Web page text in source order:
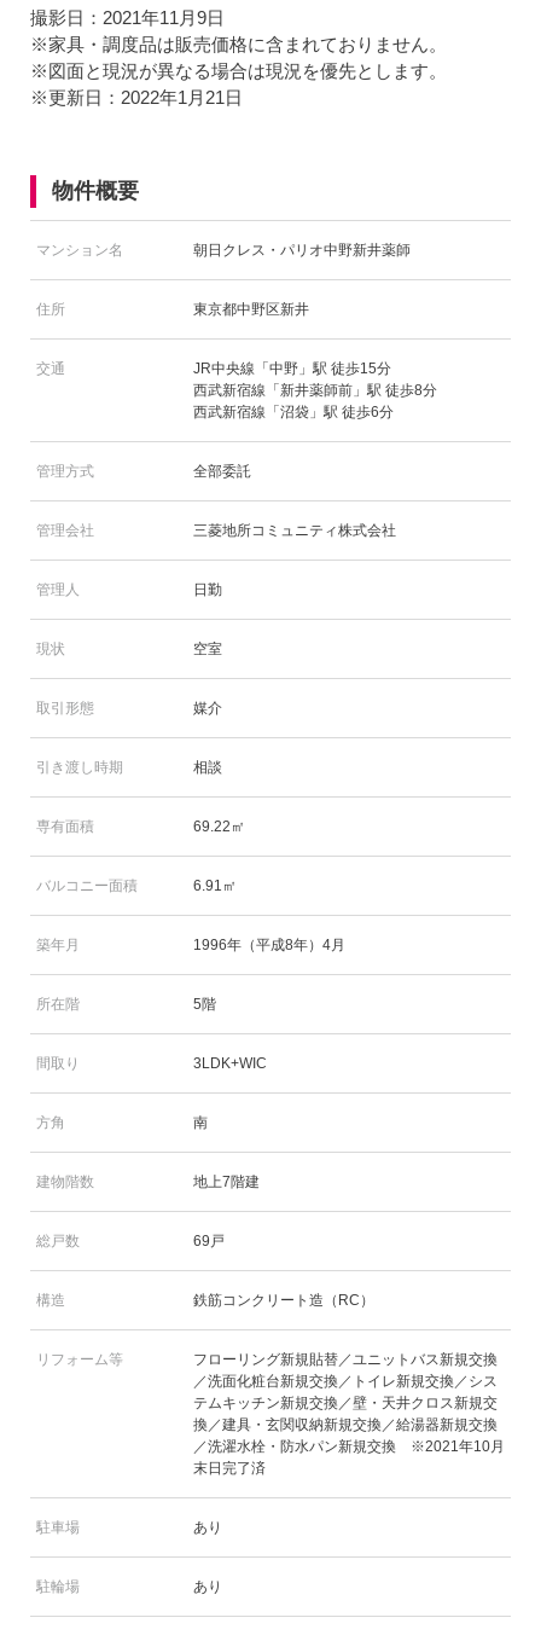
撮影日：2021年11月9日
※家具・調度品は販売価格に含まれておりません。
※図面と現況が異なる場合は現況を優先とします。
※更新日：2022年1月21日
物件概要
マンション名 朝日クレス・パリオ中野新井薬師
住所 東京都中野区新井
交通
JR中央線「中野」駅 徒歩15分
西武新宿線「新井薬師前」駅 徒歩8分
西武新宿線「沼袋」駅 徒歩6分
管理方式 全部委託
管理会社 三菱地所コミュニティ株式会社
管理人 日勤
現状 空室
取引形態 媒介
引き渡し時期 相談
専有面積 69.22㎡
バルコニー面積 6.91㎡
築年月 1996年（平成8年）4月
所在階 5階
間取り 3LDK+WIC
方角 南
建物階数 地上7階建
総戸数 69戸
構造 鉄筋コンクリート造（RC）
リフォーム等
フローリング新規貼替／ユニットバス新規交換
／洗面化粧台新規交換／トイレ新規交換／シス
テムキッチン新規交換／壁・天井クロス新規交
換／建具・玄関収納新規交換／給湯器新規交換
／洗濯水栓・防水パン新規交換 ※2021年10月
末日完了済
駐車場 あり
駐輪場 あり